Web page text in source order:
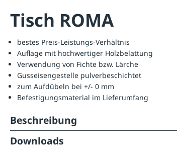
Tisch ROMA
bestes Preis-Leistungs-Verhältnis
Auflage mit hochwertiger Holzbelattung
Verwendung von Fichte bzw. Lärche
Gusseisengestelle pulverbeschichtet
zum Aufdübeln bei +/- 0 mm
Befestigungsmaterial im Lieferumfang
Beschreibung
Downloads